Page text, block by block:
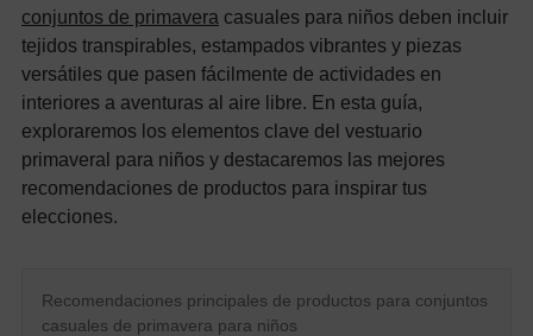
conjuntos de primavera casuales para niños deben incluir
tejidos transpirables, estampados vibrantes y piezas
versátiles que pasen fácilmente de actividades en
interiores a aventuras al aire libre. En esta guía,
exploraremos los elementos clave del vestuario
primaveral para niños y destacaremos las mejores
recomendaciones de productos para inspirar tus
elecciones.
Recomendaciones principales de productos para conjuntos
casuales de primavera para niños